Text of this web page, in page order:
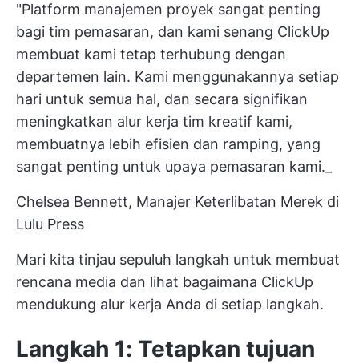
"Platform manajemen proyek sangat penting
bagi tim pemasaran, dan kami senang ClickUp
membuat kami tetap terhubung dengan
departemen lain. Kami menggunakannya setiap
hari untuk semua hal, dan secara signifikan
meningkatkan alur kerja tim kreatif kami,
membuatnya lebih efisien dan ramping, yang
sangat penting untuk upaya pemasaran kami._
Chelsea Bennett, Manajer Keterlibatan Merek di
Lulu Press
Mari kita tinjau sepuluh langkah untuk membuat
rencana media dan lihat bagaimana ClickUp
mendukung alur kerja Anda di setiap langkah.
Langkah 1: Tetapkan tujuan